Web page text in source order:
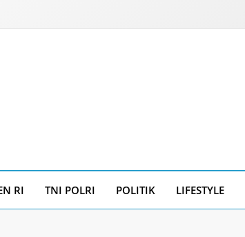
RI TNI POLRI POLITIK LIFESTYLE